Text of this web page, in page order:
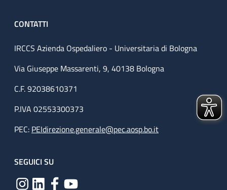
CONTATTI
IRCCS Azienda Ospedaliero - Universitaria di Bologna
Via Giuseppe Massarenti, 9, 40138 Bologna
C.F. 92038610371
P.IVA 02553300373
PEC: PEIdirezione.generale@pec.aosp.bo.it
SEGUICI SU